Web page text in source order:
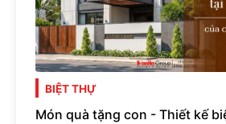
BIỆT THỰ
Món quà tặng con - Thiết kế